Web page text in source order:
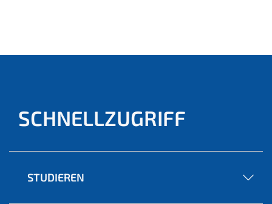
SCHNELLZUGRIFF
STUDIEREN